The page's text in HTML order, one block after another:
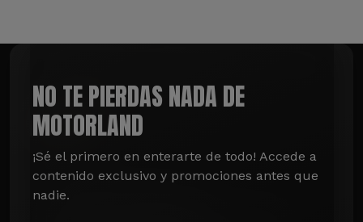
NO TE PIERDAS NADA DE
MOTORLAND
¡Sé el primero en enterarte de todo! Accede a
contenido exclusivo y promociones antes que
nadie.